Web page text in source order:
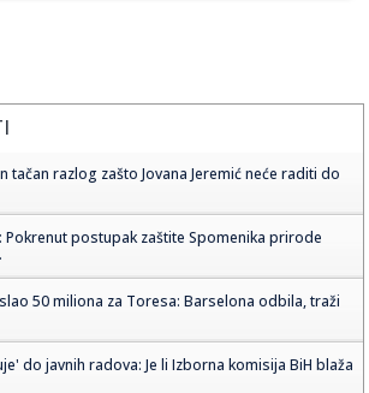
tačan razlog zašto Jovana Jeremić neće raditi do
Pokrenut postupak zaštite Spomenika prirode
50 miliona za Toresa: Barselona odbila, traži
do javnih radova: Je li Izborna komisija BiH blaža